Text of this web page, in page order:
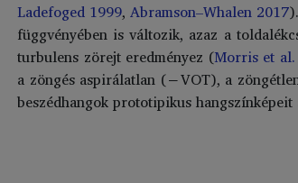
Ladefoged 1999, Abramson–Whalen 2017
függvényében is változik, azaz a
turbulens zörejt eredményez (Morris et al.
a zöngés aspirálatlan (−VOT), a
beszédhangok prototipikus hangszínképeit